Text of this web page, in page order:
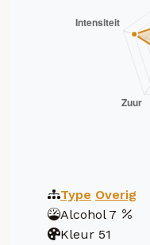
Type Overig
Alcohol 7
Kleur 51